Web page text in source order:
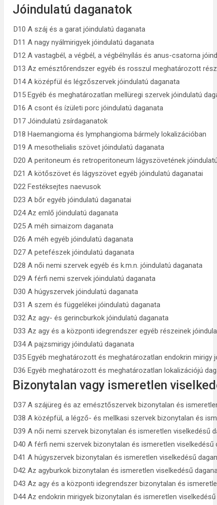
Jóindulatú daganatok
D10 A száj és a garat jóindulatú daganata
D11 A nagy nyálmirigyek jóindulatú daganata
D12 A vastagbél, a végbél, a végbélnyílás és anus-csatorna
D13 Az emésztőrendszer egyéb és rosszul meghatározott
D14 A középfül és légzőszervek jóindulatú daganata
D15 Egyéb és meghatározatlan mellüregi szervek jóindulatú
D16 A csont és ízületi porc jóindulatú daganata
D17 Jóindulatú zsírdaganatok
D18 Haemangioma és lymphangioma bármely lokalizációban
D19 A mesothelialis szövet jóindulatú daganata
D20 A peritoneum és retroperitoneum lágyszövetének
D21 A kötőszövet és lágyszövet egyéb jóindulatú daganatai
D22 Festéksejtes naevusok
D23 A bőr egyéb jóindulatú daganatai
D24 Az emlő jóindulatú daganata
D25 A méh simaizom daganata
D26 A méh egyéb jóindulatú daganata
D27 A petefészek jóindulatú daganata
D28 A női nemi szervek egyéb és k.m.n. jóindulatú daganata
D29 A férfi nemi szervek jóindulatú daganata
D30 A húgyszervek jóindulatú daganata
D31 A szem és függelékei jóindulatú daganata
D32 Az agy- és gerincburkok jóindulatú daganata
D33 Az agy és a központi idegrendszer egyéb részeinek
D34 A pajzsmirigy jóindulatú daganata
D35 Egyéb meghatározott és meghatározatlan endokrin mirigy
D36 Egyéb meghatározott és meghatározatlan lokalizációjú
Bizonytalan vagy ismeretlen
D37 A szájüreg és az emésztőszervek bizonytalan és
D38 A középfül, a légző- és mellkasi szervek bizonytalan és
D39 A női nemi szervek bizonytalan és ismeretlen viselkedésű
D40 A férfi nemi szervek bizonytalan és ismeretlen viselkedésű
D41 A húgyszervek bizonytalan és ismeretlen viselkedésű
D42 Az agyburkok bizonytalan és ismeretlen viselkedésű
D43 Az agy és a központi idegrendszer bizonytalan és
D44 Az endokrin mirigyek bizonytalan és ismeretlen